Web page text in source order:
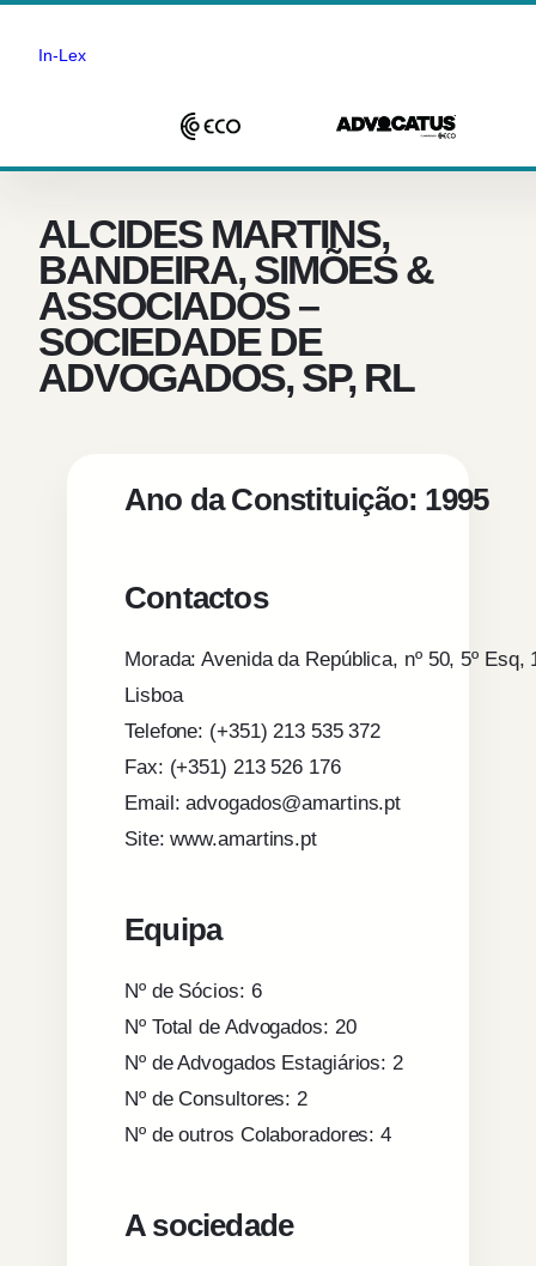
Saltar
conteúdo
In-Lex
ALCIDES MARTINS,
BANDEIRA, SIMÕES &
ASSOCIADOS –
SOCIEDADE DE
ADVOGADOS, SP, RL
Ano da Constituição: 1995
Contactos
Morada: Avenida da República, nº 50, 5º Esq,
Lisboa
Telefone: (+351) 213 535 372
Fax: (+351) 213 526 176
Email: advogados@amartins.pt
Site: www.amartins.pt
Equipa
Nº de Sócios: 6
Nº Total de Advogados: 20
Nº de Advogados Estagiários: 2
Nº de Consultores: 2
Nº de outros Colaboradores: 4
A sociedade